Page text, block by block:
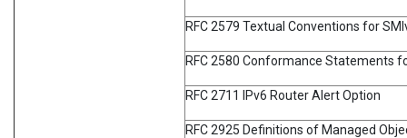
RFC 2579 Textual Conventions for
RFC 2580 Conformance Statements
RFC 2711 IPv6 Router Alert Option
RFC 2925 Definitions of Managed